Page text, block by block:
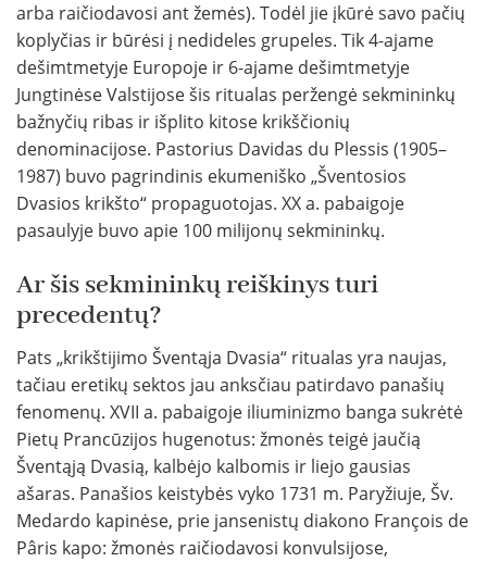
arba raičiodavosi ant žemės). Todėl jie įkūrė savo pačių
koplyčias ir būrėsi į nedideles grupeles. Tik 4-ajame
dešimtmetyje Europoje ir 6-ajame dešimtmetyje
Jungtinėse Valstijose šis ritualas peržengė sekmininkų
bažnyčių ribas ir išplito kitose krikščionių
denominacijose. Pastorius Davidas du Plessis (1905–
1987) buvo pagrindinis ekumeniško „Šventosios
Dvasios krikšto“ propaguotojas. XX a. pabaigoje
pasaulyje buvo apie 100 milijonų sekmininkų.
Ar šis sekmininkų reiškinys turi
precedentų?
Pats „krikštijimo Šventąja Dvasia“ ritualas yra naujas,
tačiau eretikų sektos jau anksčiau patirdavo panašių
fenomenų. XVII a. pabaigoje iliuminizmo banga sukrėtė
Pietų Prancūzijos hugenotus: žmonės teigė jaučią
Šventąją Dvasią, kalbėjo kalbomis ir liejo gausias
ašaras. Panašios keistybės vyko 1731 m. Paryžiuje, Šv.
Medardo kapinėse, prie jansenistų diakono François de
Pâris kapo: žmonės raičiodavosi konvulsijose,